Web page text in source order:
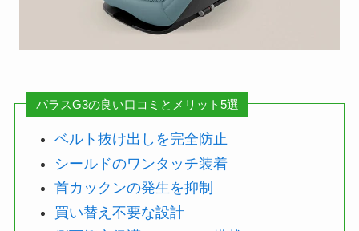
パラスG3の良い口コミとメリット5選
ベルト抜け出しを完全防止
シールドのワンタッチ装着
首カックンの発生を抑制
買い替え不要な設計